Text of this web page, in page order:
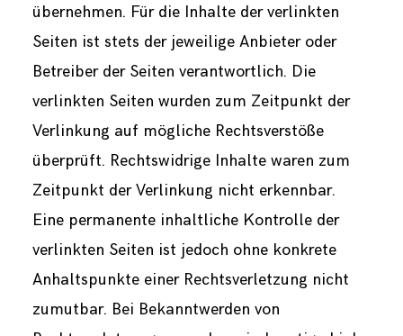
übernehmen. Für die Inhalte der verlinkten
Seiten ist stets der jeweilige Anbieter oder
Betreiber der Seiten verantwortlich. Die
verlinkten Seiten wurden zum Zeitpunkt der
Verlinkung auf mögliche Rechtsverstöße
überprüft. Rechtswidrige Inhalte waren zum
Zeitpunkt der Verlinkung nicht erkennbar.
Eine permanente inhaltliche Kontrolle der
verlinkten Seiten ist jedoch ohne konkrete
Anhaltspunkte einer Rechtsverletzung nicht
zumutbar. Bei Bekanntwerden von